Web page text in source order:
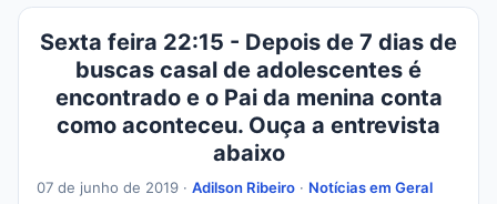
Sexta feira 22:15 - Depois de 7 dias de
buscas casal de adolescentes é
encontrado e o Pai da menina conta
como aconteceu. Ouça a entrevista
abaixo
07 de junho de 2019 · Adilson Ribeiro · Notícias em Geral